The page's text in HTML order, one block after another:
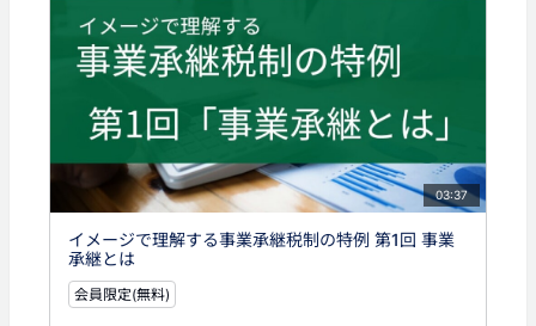
03:37
イメージで理解する事業承継税制の特例 第1回 事業
承継とは
会員限定(無料)